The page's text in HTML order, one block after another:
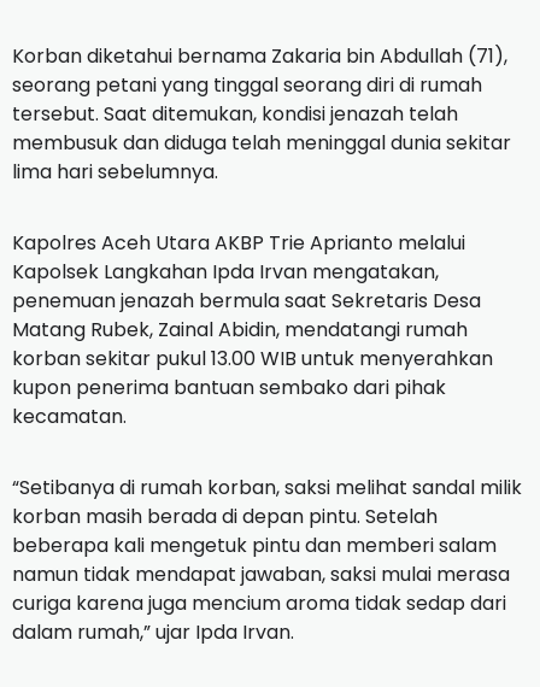
Korban diketahui bernama Zakaria bin Abdullah (71),
seorang petani yang tinggal seorang diri di rumah
tersebut. Saat ditemukan, kondisi jenazah telah
membusuk dan diduga telah meninggal dunia sekitar
lima hari sebelumnya.
Kapolres Aceh Utara AKBP Trie Aprianto melalui
Kapolsek Langkahan Ipda Irvan mengatakan,
penemuan jenazah bermula saat Sekretaris Desa
Matang Rubek, Zainal Abidin, mendatangi rumah
korban sekitar pukul 13.00 WIB untuk menyerahkan
kupon penerima bantuan sembako dari pihak
kecamatan.
“Setibanya di rumah korban, saksi melihat sandal milik
korban masih berada di depan pintu. Setelah
beberapa kali mengetuk pintu dan memberi salam
namun tidak mendapat jawaban, saksi mulai merasa
curiga karena juga mencium aroma tidak sedap dari
dalam rumah,” ujar Ipda Irvan.